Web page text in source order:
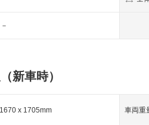
－
新車時）
x 1705mm 車両重